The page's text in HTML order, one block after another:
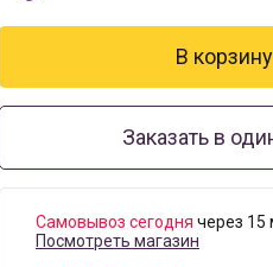
Заказать в
Самовывоз сегодня через 15
Посмотреть магазин